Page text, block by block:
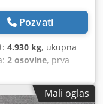
Pozvati
4.930 kg, ukupna
2 osovine, prva
prostora:
ukupna širina:2.545
na greške iMali oglas